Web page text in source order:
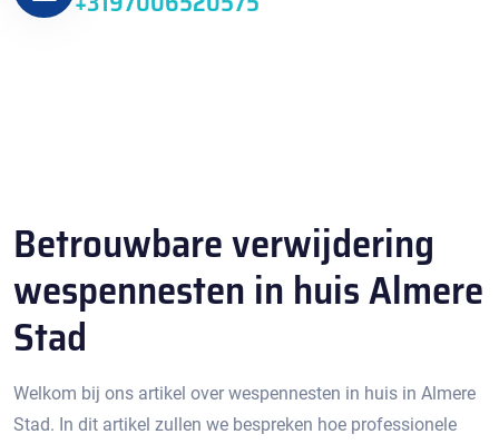
Betrouwbare verwijdering
wespennesten in huis Almere
Stad
Welkom bij ons artikel over wespennesten in huis in Almere
Stad.​ In dit artikel zullen we bespreken hoe professionele